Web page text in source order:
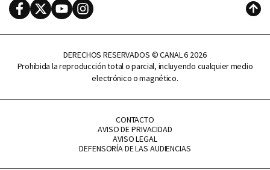
FacebookTwitterYoutubeInstagram
DERECHOS RESERVADOS © CANAL 6 2026
Prohibida la reproducción total o parcial, incluyendo cualquier medio
electrónico o magnético.
CONTACTO
AVISO DE PRIVACIDAD
AVISO LEGAL
DEFENSORÍA DE LAS AUDIENCIAS